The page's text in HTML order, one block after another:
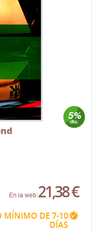
En la web:21,38 €
MÍNIMO DE 7-10
DÍAS